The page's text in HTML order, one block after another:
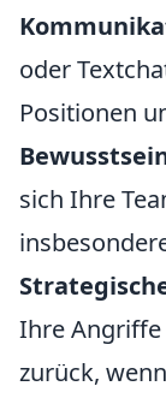
oder
Positionen
sich Ihre
Ihre Angriffe
zurück,